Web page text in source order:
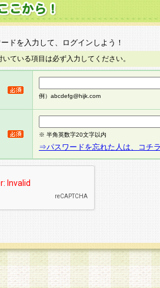
ドを入力して、ログインしよう！
いている項目は必ず入力してください。
例）abcdefg@hijk.com
※ 半角英数字20文字以内
⇒パスワードを忘れた人は、コチ